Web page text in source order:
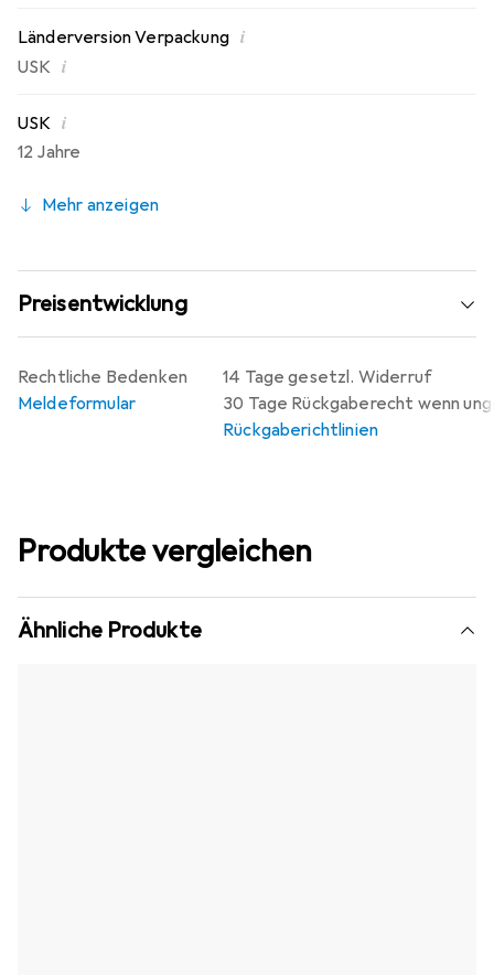
Länderversion Verpackung i
USK i
USK i
12 Jahre
Mehr anzeigen
Preisentwicklung
14 Tage gesetzl. Widerruf
30 Tage Rückgaberecht wenn
Rückgaberichtlinien
Rechtliche Bedenken
Meldeformular
Produkte vergleichen
Ähnliche Produkte